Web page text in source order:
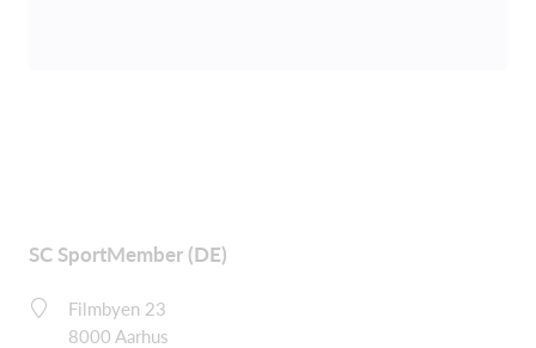
SC SportMember (DE)
Filmbyen 23
8000 Aarhus